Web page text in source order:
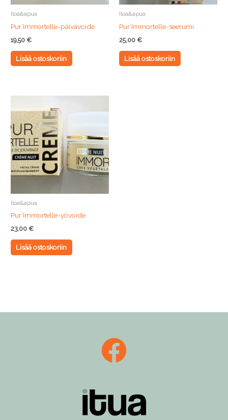
Iloa&apua
Pur’Immortelle-päivävoide
19,50 €
Lisää ostoskoriin
Iloa&apua
Pur’Immortelle-seerumi
25,00 €
Lisää ostoskoriin
Iloa&apua
Pur’Immortelle-yövoide
23,00 €
Lisää ostoskoriin